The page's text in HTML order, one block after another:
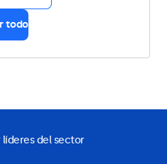
todo
líderes del sector